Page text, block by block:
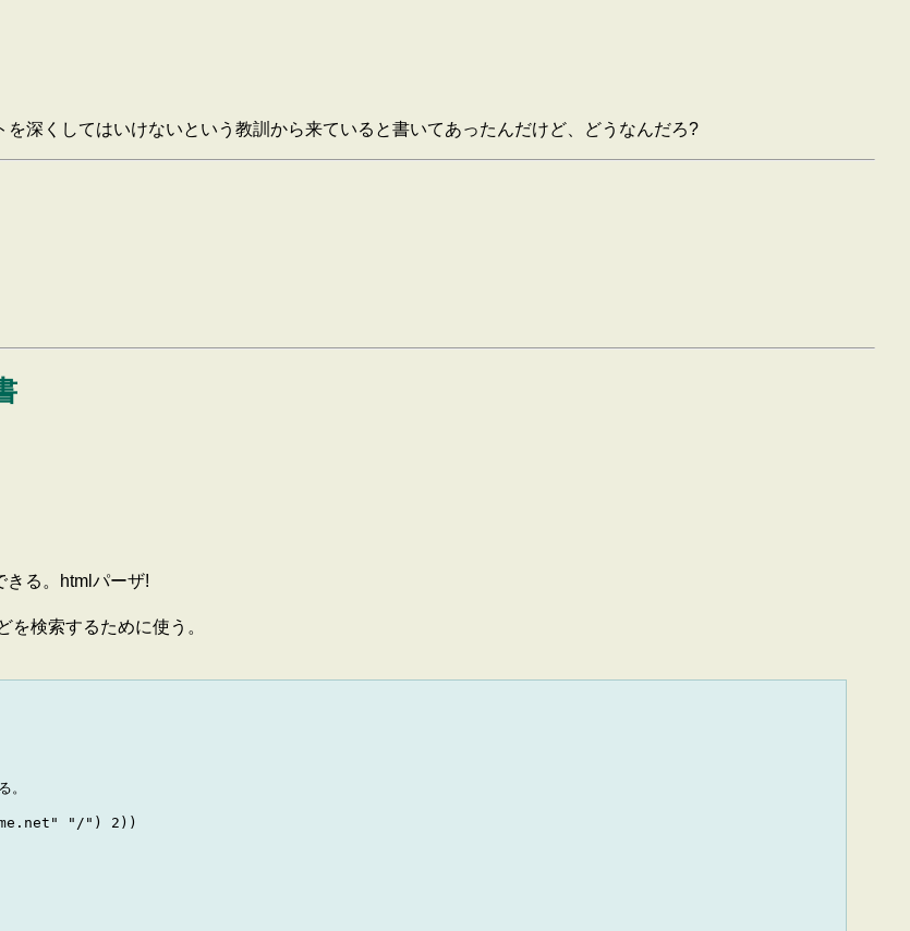
深くしてはいけないという教訓から来ていると書いてあったんだけど、どうなんだろ?
きる。htmlパーザ!
検索するために使う。
。
"/") 2))